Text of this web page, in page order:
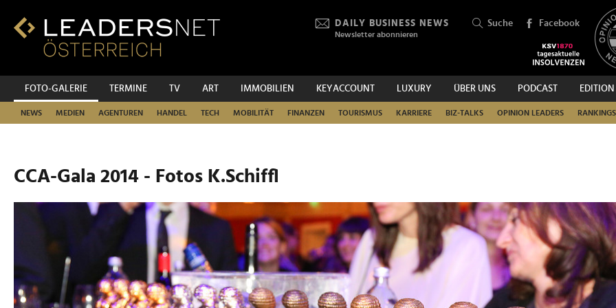
Inhalt
Fußzeilen-
Hauptnavigation
DAILY BUSINESS NEWS
Newsletter abonnieren
Suche Facebook
FOTO-GALERIE TERMINE TV ART IMMOBILIEN KEYACCOUNT LUXURY ÜBER UNS PODCAST EDITION
NEWS MEDIEN AGENTUREN HANDEL TECH MOBILITÄT FINANZEN TOURISMUS KARRIERE BIZ-TALKS OPINION LEADERS RANKINGS
SUCHEN
CCA-Gala 2014 - Fotos K.Schiffl